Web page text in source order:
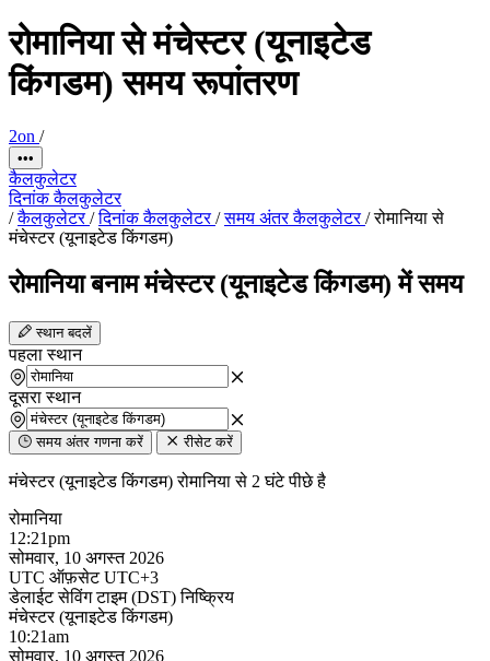
रोमानिया से मंचेस्टर (यूनाइटेड
किंगडम) समय रूपांतरण
2on /
•••
कैलकुलेटर
दिनांक कैलकुलेटर
/ कैलकुलेटर/ दिनांक कैलकुलेटर/ समय अंतर कैलकुलेटर/ रोमानिया से
मंचेस्टर (यूनाइटेड किंगडम)
रोमानिया बनाम मंचेस्टर (यूनाइटेड किंगडम) में समय
स्थान बदलें
पहला स्थान
दूसरा स्थान
समय अंतर गणना करें रीसेट करें
मंचेस्टर (यूनाइटेड किंगडम) रोमानिया से 2 घंटे पीछे है
रोमानिया
12:21pm
सोमवार, 10 अगस्त 2026
UTC ऑफ़सेट UTC+3
डेलाईट सेविंग टाइम (DST) निष्क्रिय
मंचेस्टर (यूनाइटेड किंगडम)
10:21am
सोमवार, 10 अगस्त 2026